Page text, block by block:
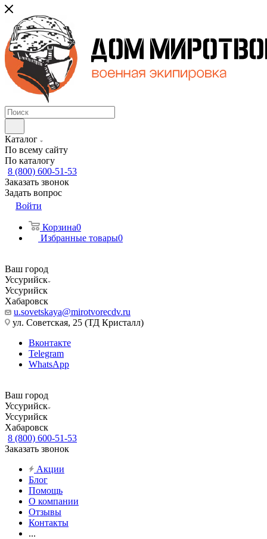
Каталог
По всему сайту
По каталогу
8 (800) 600-51-53
Заказать звонок
Задать вопрос
Войти
Корзина0
Избранные товары0
Ваш город
Уссурийск
Уссурийск
Хабаровск
u.sovetskaya@mirotvorecdv.ru
ул. Советская, 25 (ТД Кристалл)
Вконтакте
Telegram
WhatsApp
Ваш город
Уссурийск
Уссурийск
Хабаровск
8 (800) 600-51-53
Заказать звонок
Акции
Блог
Помощь
О компании
Отзывы
Контакты
...